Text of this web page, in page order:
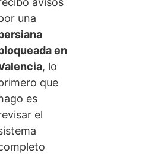
una
en
, lo
que
es
el